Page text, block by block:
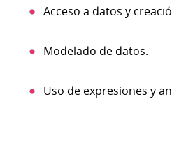
Acceso a datos y
Modelado de datos.
Uso de expresiones y